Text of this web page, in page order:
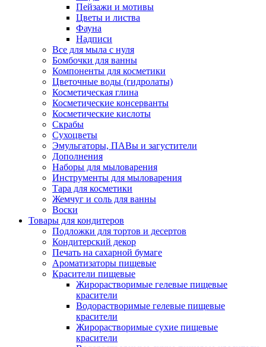
Пейзажи и мотивы
Цветы и листва
Фауна
Надписи
Все для мыла с нуля
Бомбочки для ванны
Компоненты для косметики
Цветочные воды (гидролаты)
Косметическая глина
Косметические консерванты
Косметические кислоты
Скрабы
Сухоцветы
Эмульгаторы, ПАВы и загустители
Дополнения
Наборы для мыловарения
Инструменты для мыловарения
Тара для косметики
Жемчуг и соль для ванны
Воски
Товары для кондитеров
Подложки для тортов и десертов
Кондитерский декор
Печать на сахарной бумаге
Ароматизаторы пищевые
Красители пищевые
Жирорастворимые гелевые пищевые
красители
Водорастворимые гелевые пищевые
красители
Жирорастворимые сухие пищевые
красители